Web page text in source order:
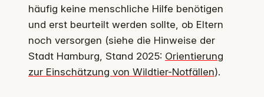
häufig keine menschliche Hilfe benötigen
und erst beurteilt werden sollte, ob Eltern
noch versorgen (siehe die Hinweise der
Stadt Hamburg, Stand 2025: Orientierung
zur Einschätzung von Wildtier-Notfällen).